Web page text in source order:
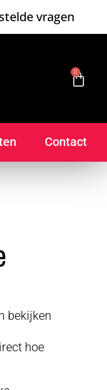
vragen
0
Contact
bekijken
hoe